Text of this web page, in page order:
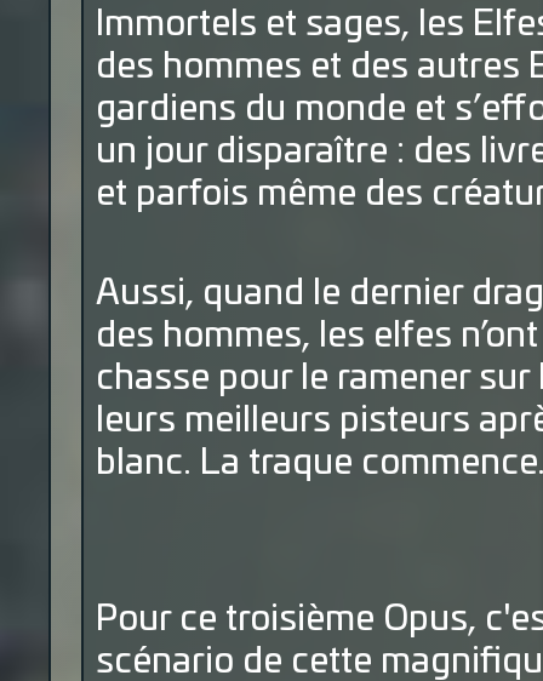
Immortels et sages, les
des hommes et des autres
gardiens du monde et
un jour disparaître : des
et parfois même des
Aussi, quand le dernier
des hommes, les elfes
chasse pour le ramener
leurs meilleurs pisteurs
blanc. La traque
Pour ce troisième Opus,
scénario de cette